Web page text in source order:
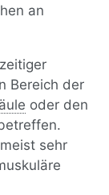
an
Bereich der
oder den
sehr